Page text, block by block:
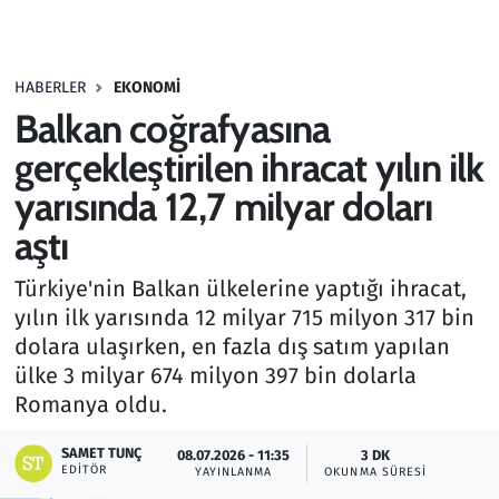
HABERLER EKONOMI
Balkan coğrafyasına
gerçekleştirilen ihracat yılın ilk
yarısında 12,7 milyar doları
aştı
Türkiye'nin Balkan ülkelerine yaptığı ihracat,
yılın ilk yarısında 12 milyar 715 milyon 317 bin
dolara ulaşırken, en fazla dış satım yapılan
ülke 3 milyar 674 milyon 397 bin dolarla
Romanya oldu.
SAMET TUNÇ
EDITÖR
08.07.2026 - 11:35
YAYINLANMA
3 DK
OKUNMA SÜRESI
Haber
Kültür Sanat
Kurumsal Haberler
Lezzet Durağı
Memur ve Kamu
Otomobil